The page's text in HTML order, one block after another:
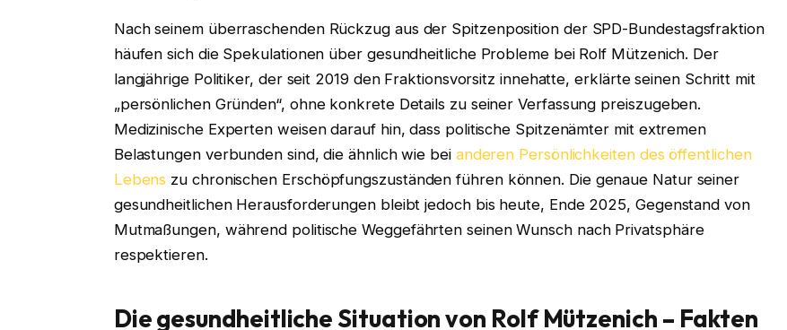
Nach seinem überraschenden Rückzug aus der Spitzenposition der SPD-Bundestagsfraktion
häufen sich die Spekulationen über gesundheitliche Probleme bei Rolf Mützenich. Der
langjährige Politiker, der seit 2019 den Fraktionsvorsitz innehatte, erklärte seinen Schritt mit
„persönlichen Gründen“, ohne konkrete Details zu seiner Verfassung preiszugeben.
Medizinische Experten weisen darauf hin, dass politische Spitzenämter mit extremen
Belastungen verbunden sind, die ähnlich wie bei anderen Persönlichkeiten des öffentlichen
Lebens zu chronischen Erschöpfungszuständen führen können. Die genaue Natur seiner
gesundheitlichen Herausforderungen bleibt jedoch bis heute, Ende 2025, Gegenstand von
Mutmaßungen, während politische Weggefährten seinen Wunsch nach Privatsphäre
respektieren.
Die gesundheitliche Situation von Rolf Mützenich – Fakten